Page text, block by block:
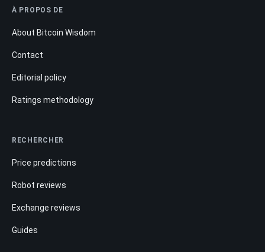
À PROPOS DE
About Bitcoin Wisdom
Contact
Editorial policy
Ratings methodology
RECHERCHER
Price predictions
Robot reviews
Exchange reviews
Guides